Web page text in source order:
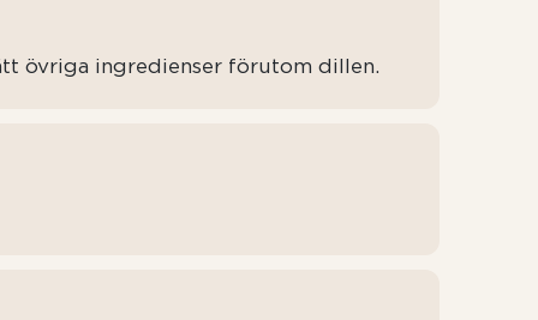
övriga ingredienser förutom dillen.